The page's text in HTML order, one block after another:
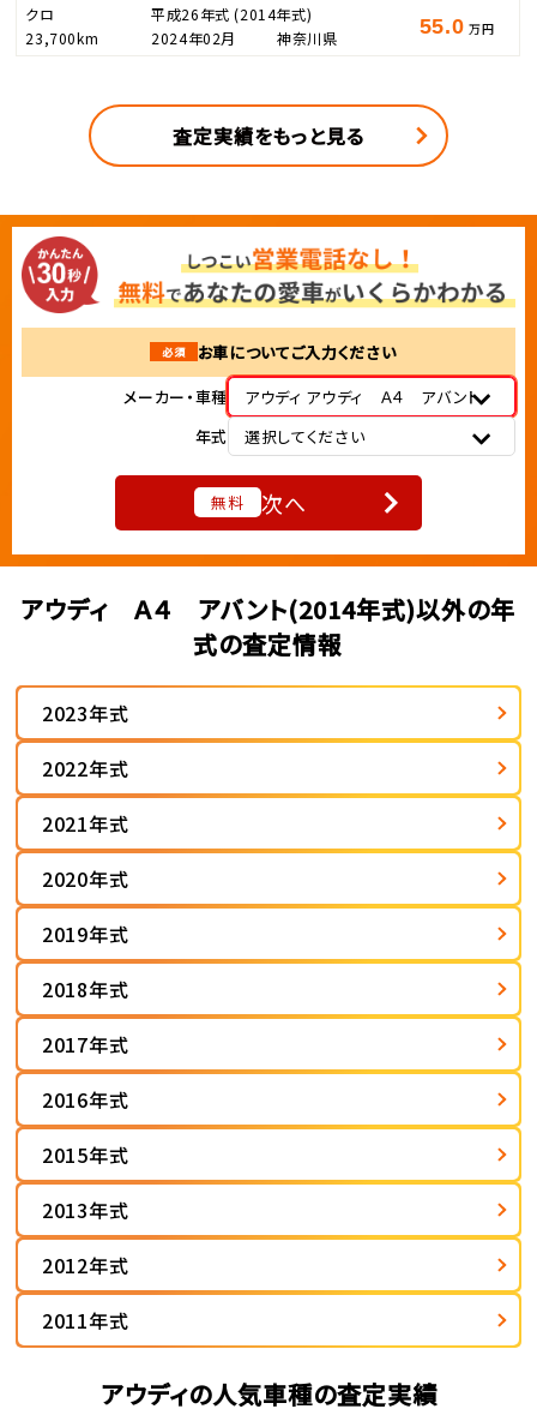
クロ 平成26年式(2014年式)
23,700km
2024年02月 神奈川県 55.0 万円
査定実績をもっと見る
必須
お車についてご入力ください
メーカー・車種
アウディ アウディ Ａ４ アバント
年式
選択してください
無料 次へ
アウディ Ａ４ アバント(2014年式)以外の年
式の査定情報
2023年式
2022年式
2021年式
2020年式
2019年式
2018年式
2017年式
2016年式
2015年式
2013年式
2012年式
2011年式
アウディの人気車種の査定実績